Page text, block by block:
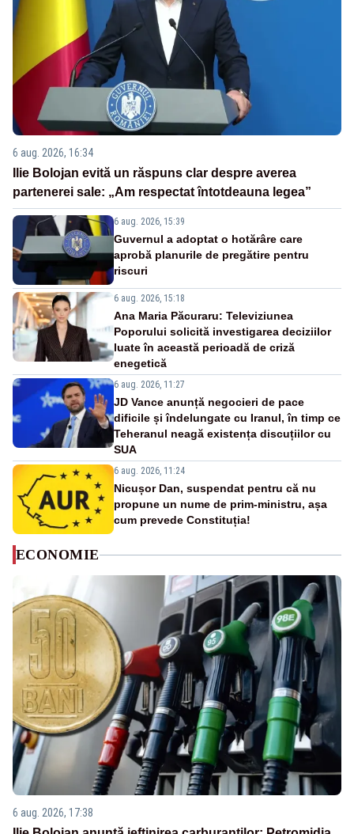
6 aug. 2026, 16:34
Ilie Bolojan evită un răspuns clar despre averea
partenerei sale: „Am respectat întotdeauna legea”
6 aug. 2026, 15:39
Guvernul a adoptat o hotărâre care
aprobă planurile de pregătire pentru
riscuri
6 aug. 2026, 15:18
Ana Maria Păcuraru: Televiziunea
Poporului solicită investigarea deciziilor
luate în această perioadă de criză
enegetică
6 aug. 2026, 11:27
JD Vance anunță negocieri de pace
dificile și îndelungate cu Iranul, în timp ce
Teheranul neagă existența discuțiilor cu
SUA
6 aug. 2026, 11:24
Nicușor Dan, suspendat pentru că nu
propune un nume de prim-ministru, așa
cum prevede Constituția!
ECONOMIE
6 aug. 2026, 17:38